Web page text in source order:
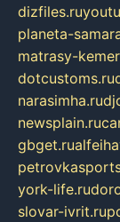
dizfiles.ru
planeta-
matrasy-
dotcustoms.ru
narasimha.ru
newsplain.ru
gbget.ru
york-life.ru
slovar-ivrit.ru